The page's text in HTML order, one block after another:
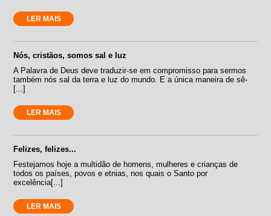
LER MAIS
Nós, cristãos, somos sal e luz
A Palavra de Deus deve traduzir-se em compromisso para sermos
também nós sal da terra e luz do mundo. E a única maneira de sê-
[...]
LER MAIS
Felizes, felizes...
Festejamos hoje a multidão de homens, mulheres e crianças de
todos os países, povos e etnias, nos quais o Santo por
excelência[...]
LER MAIS